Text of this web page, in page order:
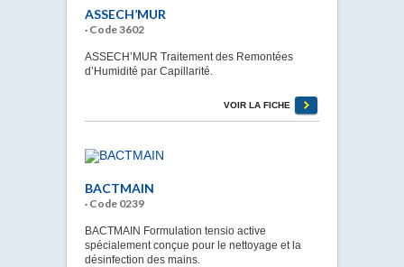
ASSECH’MUR
· Code 3602
ASSECH’MUR Traitement des Remontées
d’Humidité par Capillarité.
VOIR LA FICHE
BACTMAIN
· Code 0239
BACTMAIN Formulation tensio active
spécialement conçue pour le nettoyage et la
désinfection des mains.